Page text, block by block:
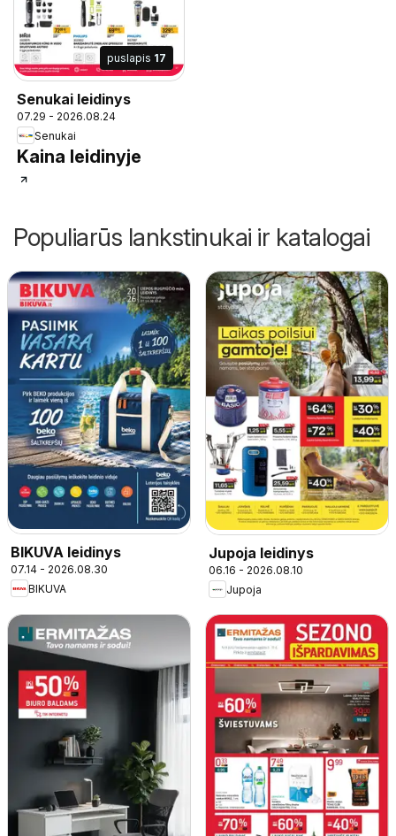
puslapis 17
Senukai leidinys
07.29 - 2026.08.24
Senukai
Kaina leidinyje
Populiarūs lankstinukai ir katalogai
BIKUVA leidinys
07.14 - 2026.08.30
BIKUVA
Jupoja leidinys
06.16 - 2026.08.10
Jupoja